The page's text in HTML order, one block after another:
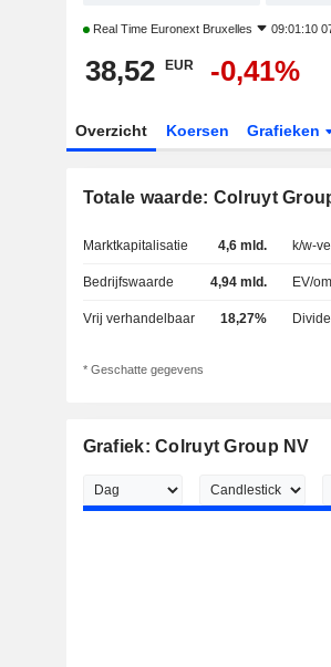
Real Time Euronext Bruxelles 09:01:10
38,52 EUR -0,41%
Overzicht Koersen Grafieken
Totale waarde: Colruyt
Marktkapitalisatie 4,6 mld. k/w-
Bedrijfswaarde 4,94 mld. EV/
Vrij verhandelbaar 18,27%
* Geschatte gegevens
Grafiek: Colruyt Group NV